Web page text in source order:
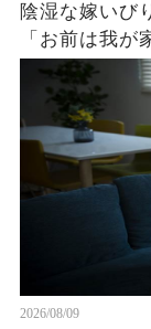
陰湿な嫁いび
「お前は我
てせいせい
が開くと夫が
2026/08/09